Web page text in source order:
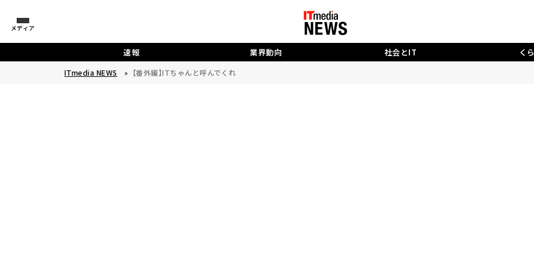
メディア
速報 業界動向 社会とIT く
ITmedia NEWS 【番外編】ITちゃんと呼んでくれ